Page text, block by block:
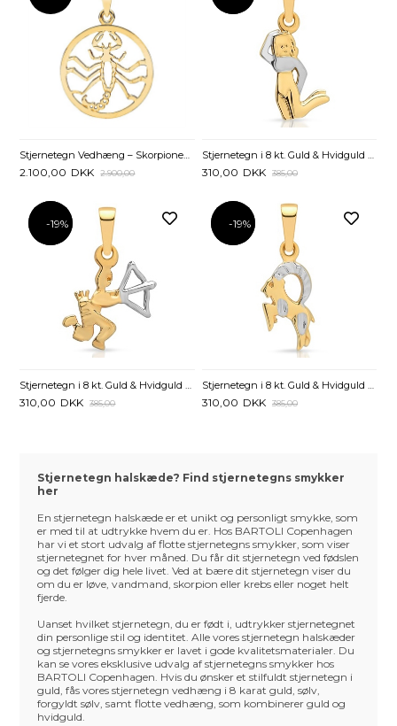
2.100,00 DKK 2.900,00 310,00 DKK 385,00
-19%
-19%
Stjernetegn i 8 kt. Guld & Hvidguld med Skytten
310,00 DKK 385,00
-19%
-19%
Stjernetegn i 8 kt. Guld & Hvidguld med Stenbukken
310,00 DKK 385,00
Stjernetegn halskæde? Find stjernetegns smykker
her
En stjernetegn halskæde er et unikt og personligt smykke, som
er med til at udtrykke hvem du er. Hos BARTOLI Copenhagen
har vi et stort udvalg af flotte stjernetegns smykker, som viser
stjernetegnet for hver måned. Du får dit stjernetegn ved fødslen
og det følger dig hele livet. Ved at bære dit stjernetegn viser du
om du er løve, vandmand, skorpion eller krebs eller noget helt
fjerde.
Uanset hvilket stjernetegn, du er født i, udtrykker stjernetegnet
din personlige stil og identitet. Alle vores stjernetegn halskæder
og stjernetegns smykker er lavet i gode kvalitetsmaterialer. Du
kan se vores eksklusive udvalg af stjernetegns smykker hos
BARTOLI Copenhagen. Hvis du ønsker et stilfuldt stjernetegn i
guld, fås vores stjernetegn vedhæng i 8 karat guld, sølv,
forgyldt sølv, samt flotte vedhæng, som kombinerer guld og
hvidguld.